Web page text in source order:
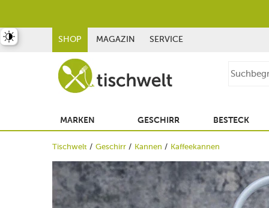
SHOP MAGAZIN SERVICE
MARKEN GESCHIRR BESTECK
Tischwelt Geschirr Kannen Kaffeekannen
umschalten